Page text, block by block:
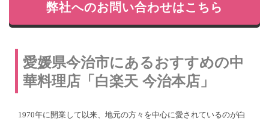
弊社へのお問い合わせはこちら
愛媛県今治市にあるおすすめの中
華料理店「白楽天 今治本店」
1970年に開業して以来、地元の方々を中心に愛されているのが白